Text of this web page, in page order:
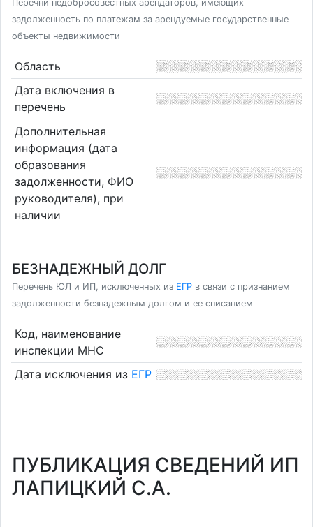
Перечни недобросовестных арендаторов, имеющих
задолженность по платежам за арендуемые государственные
объекты недвижимости
Область
Дата включения в
перечень
Дополнительная
информация (дата
образования
задолженности, ФИО
руководителя), при
наличии
БЕЗНАДЕЖНЫЙ ДОЛГ
Перечень ЮЛ и ИП, исключенных из ЕГР в связи с признанием
задолженности безнадежным долгом и ее списанием
Код, наименование
инспекции МНС
Дата исключения из ЕГР
ПУБЛИКАЦИЯ СВЕДЕНИЙ ИП
ЛАПИЦКИЙ С.А.